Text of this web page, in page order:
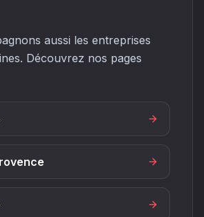
aussi les entreprises
Découvrez nos pages